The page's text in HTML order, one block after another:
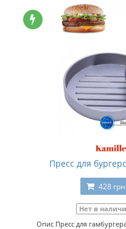
Пресс для
428 грн.
Нет в
Опис Пресс для